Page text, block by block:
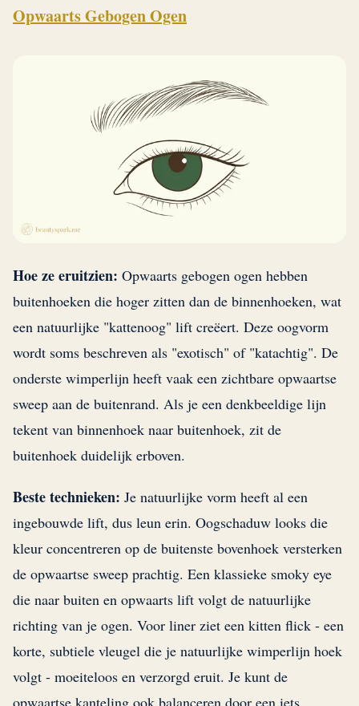
Opwaarts Gebogen Ogen
Hoe ze eruitzien: Opwaarts gebogen ogen hebben
buitenhoeken die hoger zitten dan de binnenhoeken, wat
een natuurlijke "kattenoog" lift creëert. Deze oogvorm
wordt soms beschreven als "exotisch" of "katachtig". De
onderste wimperlijn heeft vaak een zichtbare opwaartse
sweep aan de buitenrand. Als je een denkbeeldige lijn
tekent van binnenhoek naar buitenhoek, zit de
buitenhoek duidelijk erboven.
Beste technieken: Je natuurlijke vorm heeft al een
ingebouwde lift, dus leun erin. Oogschaduw looks die
kleur concentreren op de buitenste bovenhoek versterken
de opwaartse sweep prachtig. Een klassieke smoky eye
die naar buiten en opwaarts lift volgt de natuurlijke
richting van je ogen. Voor liner ziet een kitten flick - een
korte, subtiele vleugel die je natuurlijke wimperlijn hoek
volgt - moeiteloos en verzorgd eruit. Je kunt de